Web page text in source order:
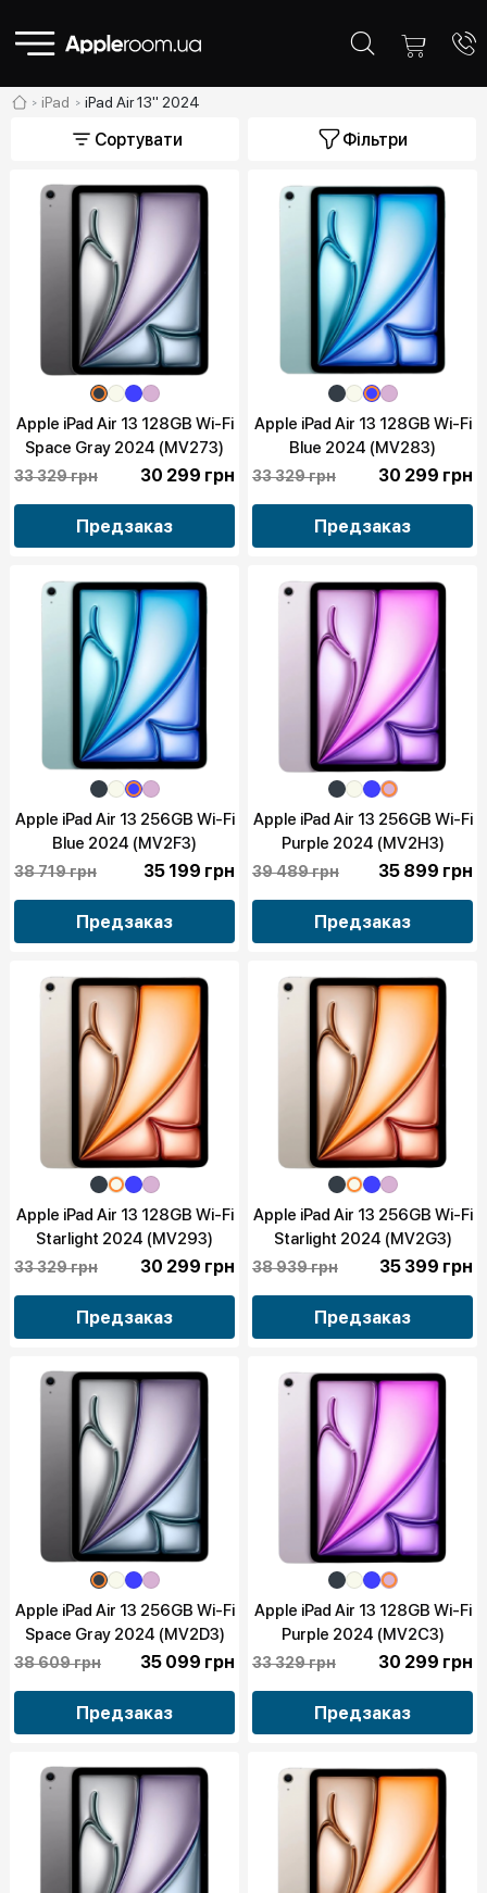
iPad iPad Air 13" 2024
Сортувати Фільтри
Apple iPad Air 13 128GB Wi-Fi
Space Gray 2024 (MV273)
33 329 грн 30 299 грн
Предзаказ
Apple iPad Air 13 128GB Wi-Fi
Blue 2024 (MV283)
33 329 грн 30 299 грн
Предзаказ
Apple iPad Air 13 256GB Wi-Fi
Blue 2024 (MV2F3)
38 719 грн 35 199 грн
Предзаказ
Apple iPad Air 13 256GB Wi-Fi
Purple 2024 (MV2H3)
39 489 грн 35 899 грн
Предзаказ
Apple iPad Air 13 128GB Wi-Fi
Starlight 2024 (MV293)
33 329 грн 30 299 грн
Предзаказ
Apple iPad Air 13 256GB Wi-Fi
Starlight 2024 (MV2G3)
38 939 грн 35 399 грн
Предзаказ
Apple iPad Air 13 256GB Wi-Fi
Space Gray 2024 (MV2D3)
38 609 грн 35 099 грн
Предзаказ
Apple iPad Air 13 128GB Wi-Fi
Purple 2024 (MV2C3)
33 329 грн 30 299 грн
Предзаказ